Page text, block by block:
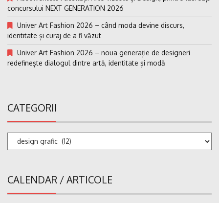
concursului NEXT GENERATION 2026
Univer Art Fashion 2026 – când moda devine discurs,
identitate și curaj de a fi văzut
Univer Art Fashion 2026 – noua generație de designeri
redefinește dialogul dintre artă, identitate și modă
CATEGORII
Categorii
CALENDAR / ARTICOLE